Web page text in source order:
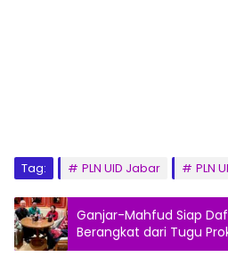
Tag: PLN UID Jabar PLN
Ganjar-Mahfud Siap
Berangkat dari Tugu